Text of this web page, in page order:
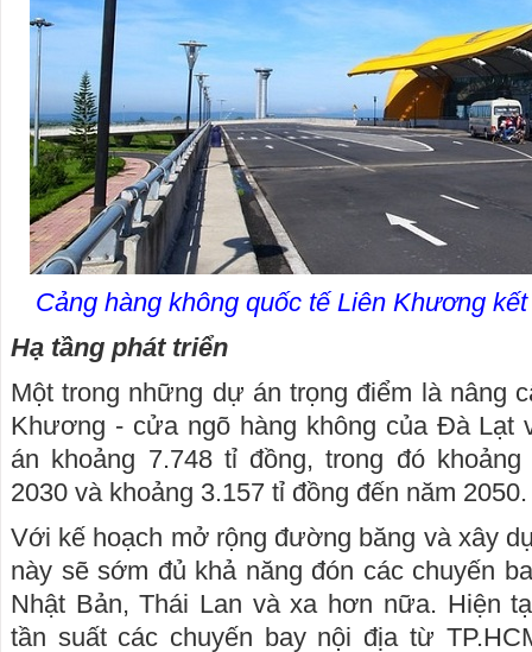
Cảng hàng không quốc tế Liên Khương
Hạ tầng phát triển
Một trong những dự án trọng điểm là nâng
Khương - cửa ngõ hàng không của Đà
án khoảng 7.748 tỉ đồng, trong đó
2030 và khoảng 3.157 tỉ đồng đến năm 2050.
Với kế hoạch mở rộng đường băng và xây
này sẽ sớm đủ khả năng đón các chuyến
Nhật Bản, Thái Lan và xa hơn nữa. Hiện
tần suất các chuyến bay nội địa từ